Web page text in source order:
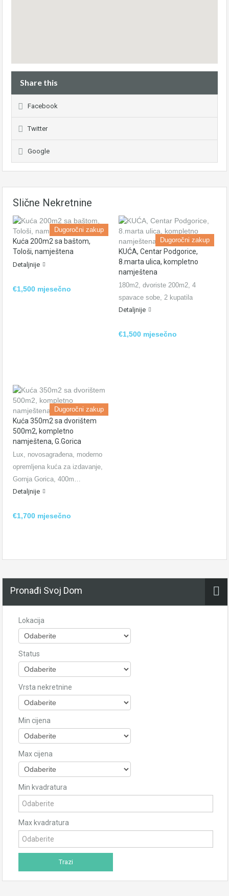
Share this
Facebook
Twitter
Google
Slične Nekretnine
Dugoročni zakup
Kuća 200m2 sa baštom,
Tološi, namještena
Detaljnije
€1,500 mjesečno
Dugoročni zakup
KUĆA, Centar Podgorice,
8.marta ulica, kompletno
namještena
180m2, dvoriste 200m2, 4
spavace sobe, 2 kupatila
Detaljnije
€1,500 mjesečno
Dugoročni zakup
Kuća 350m2 sa dvorištem
500m2, kompletno
namještena, G.Gorica
Lux, novosagrađena, moderno
opremljena kuća za izdavanje,
Gornja Gorica, 400m…
Detaljnije
€1,700 mjesečno
Pronađi Svoj Dom
Lokacija
Status
Vrsta nekretnine
Min cijena
Max cijena
Min kvadratura
Max kvadratura